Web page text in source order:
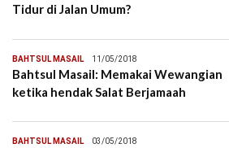
Tidur di Jalan Umum?
BAHTSUL MASAIL 11/05/2018
Bahtsul Masail: Memakai Wewangian
ketika hendak Salat Berjamaah
BAHTSUL MASAIL 03/05/2018